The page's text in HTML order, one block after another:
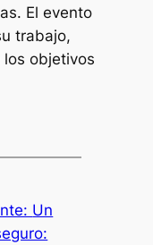
El evento
trabajo,
objetivos
Un